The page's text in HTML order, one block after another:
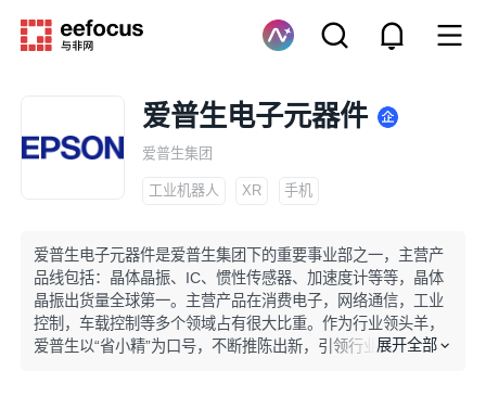
爱普生电子元器件
爱普生集团
工业机器人 XR 手机
爱普生电子元器件是爱普生集团下的重要事业部之一，主营产
品线包括：晶体晶振、IC、惯性传感器、加速度计等等，晶体
晶振出货量全球第一。主营产品在消费电子，网络通信，工业
控制，车载控制等多个领域占有很大比重。作为行业领头羊，
爱普生以“省小精”为口号，不断推陈出新，引领行业革新与发
展开全部